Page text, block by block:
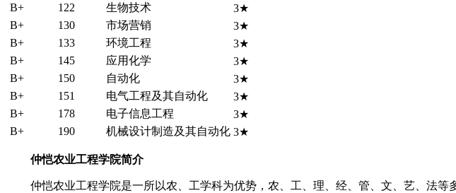
B+
122 生物技术
3★
B+
130 市场营销
3★
B+
133 环境工程
3★
B+
145 应用化学
3★
B+
150 自动化
3★
B+
151 电气工程及其自动化
3★
B+
178 电子信息工程
3★
B+
190 机械设计制造及其自动化 3★
仲恺农业工程学院简介
仲恺农业工程学院是一所以农、工学科为优势，农、工、理、经、管、文、艺、法